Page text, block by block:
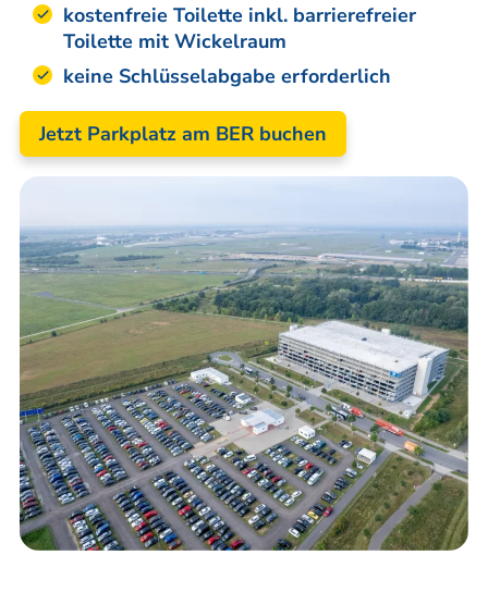
kostenfreie Toilette inkl. barrierefreier
Toilette mit Wickelraum
keine Schlüsselabgabe erforderlich
Jetzt Parkplatz am BER buchen